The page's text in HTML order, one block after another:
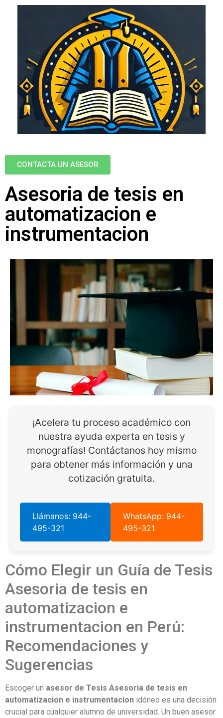
CONTACTA UN ASESOR
Asesoria de tesis en
automatizacion e
instrumentacion
¡Acelera tu proceso académico con
nuestra ayuda experta en tesis y
monografías! Contáctanos hoy mismo
para obtener más información y una
cotización gratuita.
Llámanos: 944-
495-321
WhatsApp: 944-
495-321
Cómo Elegir un Guía de Tesis
Asesoria de tesis en
automatizacion e
instrumentacion en Perú:
Recomendaciones y
Sugerencias
Escoger un asesor de Tesis Asesoria de tesis en
automatizacion e instrumentacion idóneo es una decisión
crucial para cualquier alumno de universidad. Un buen asesor